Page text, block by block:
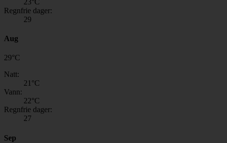
23°C
Regnfrie dager:
29
Aug
29°C
Natt:
21°C
Vann:
22°C
Regnfrie dager:
27
Sep